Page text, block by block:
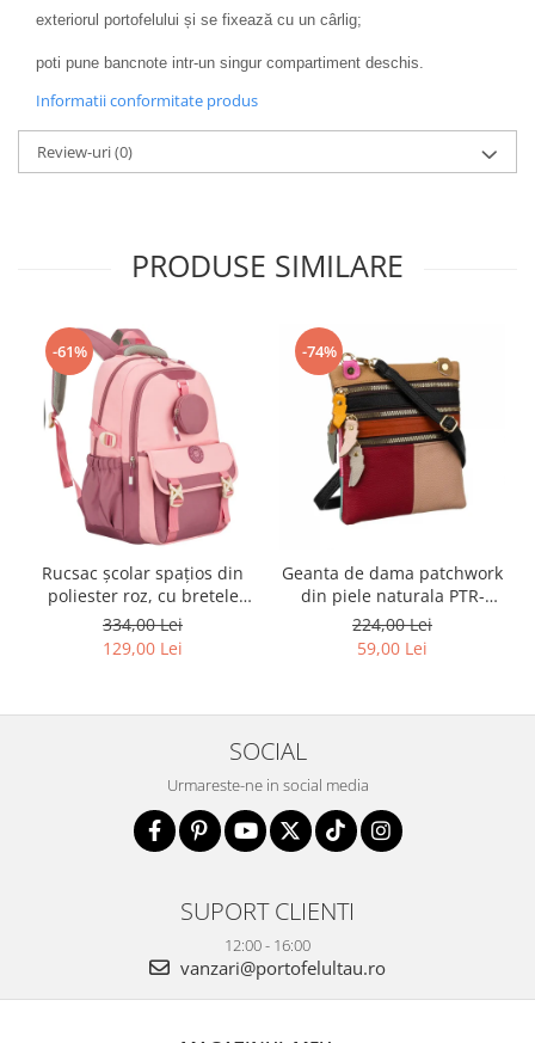
exteriorul portofelului și se fixează cu un cârlig;
poti pune bancnote intr-un singur compartiment deschis.
Informatii conformitate produs
Review-uri(0)
PRODUSE SIMILARE
-61%
Rucsac școlar spațios din
poliester roz, cu bretele
reglabile - Peterson PTR-
PTN 8610-1327 PINK
334,00 Lei
129,00 Lei
-74%
Geanta de dama patchwork
din piele naturala PTR-
1718-SKL-6922 MULTI
224,00 Lei
59,00 Lei
SOCIAL
Urmareste-ne in social media
SUPORT CLIENTI
12:00 - 16:00
vanzari@portofelultau.ro